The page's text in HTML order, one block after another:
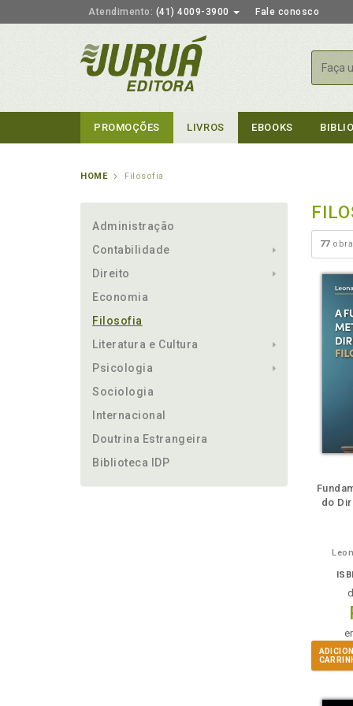
Atendimento: (41) 4009-3900 Fale conosco
PROMOÇÕES LIVROS EBOOKS
HOME Filosofia
Administração
Contabilidade
Direito
Economia
Filosofia
Literatura e Cultura
Psicologia
Sociologia
Internacional
Doutrina Estrangeira
Biblioteca IDP
77
do
Também
Também